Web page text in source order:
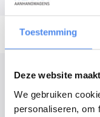
Toestemming
Deze website
We gebruiken
personaliseren, om
Steunpoot voor uw een
zijn exclusief montage.